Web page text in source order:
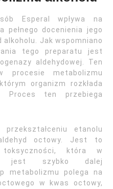
Esperal wpływa na
pełnego docenienia jego
Jak wspomniano
tego preparatu jest
aldehydowej. Ten
procesie metabolizmu
organizm rozkłada
Proces ten przebiega
etanolu
octowy. Jest to
która w
jest szybko dalej
metabolizmu polega na
w kwas octowy,